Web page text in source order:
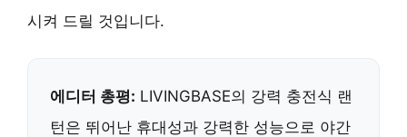
시켜 드릴 것입니다.
에디터 총평: LIVINGBASE의 강력 충전식 랜
턴은 뛰어난 휴대성과 강력한 성능으로 야간